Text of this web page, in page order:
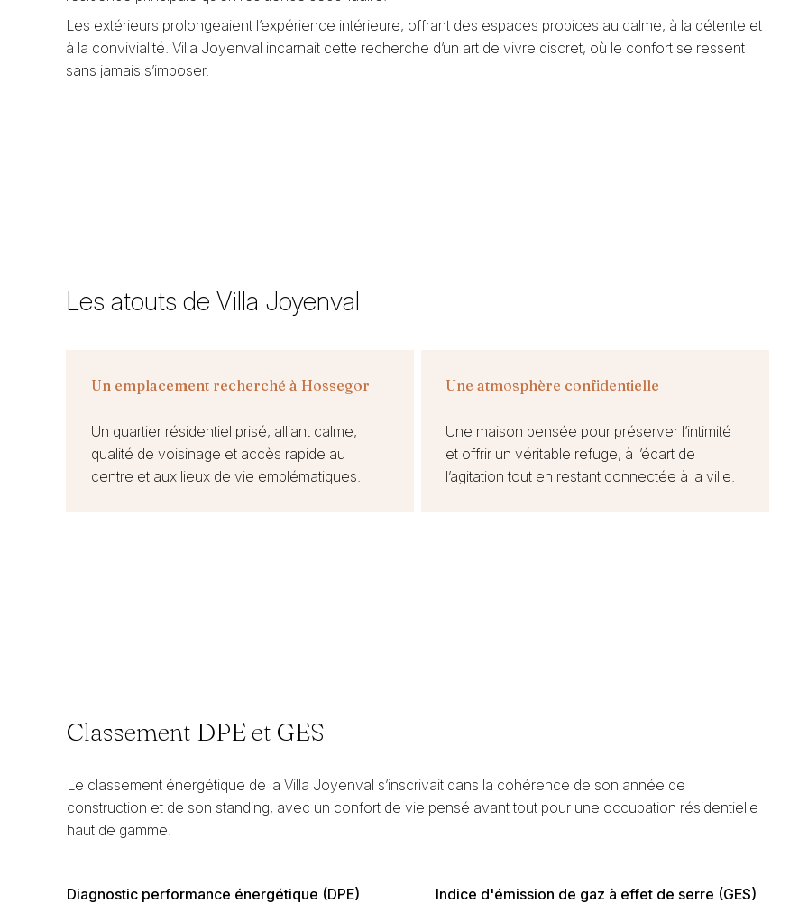
Les extérieurs prolongeaient l’expérience intérieure, offrant des espaces propices au calme, à la détente et
à la convivialité. Villa Joyenval incarnait cette recherche d’un art de vivre discret, où le confort se ressent
sans jamais s’imposer.
Les atouts de Villa Joyenval
Un emplacement recherché à Hossegor
Un quartier résidentiel prisé, alliant calme,
qualité de voisinage et accès rapide au
centre et aux lieux de vie emblématiques.
Une atmosphère confidentielle
Une maison pensée pour préserver l’intimité
et offrir un véritable refuge, à l’écart de
l’agitation tout en restant connectée à la ville.
Classement DPE et GES
Le classement énergétique de la Villa Joyenval s’inscrivait dans la cohérence de son année de
construction et de son standing, avec un confort de vie pensé avant tout pour une occupation résidentielle
haut de gamme.
Diagnostic performance énergétique (DPE) Indice d'émission de gaz à effet de serre (GES)